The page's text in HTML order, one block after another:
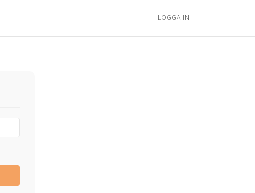
LOGGA IN